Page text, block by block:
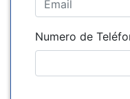
Numero de